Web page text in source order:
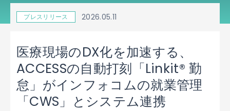
プレスリリース 2026.05.11
医療現場のDX化を加速する、
ACCESSの自動打刻「Linkit® 勤
怠」がインフォコムの就業管理
「CWS」とシステム連携